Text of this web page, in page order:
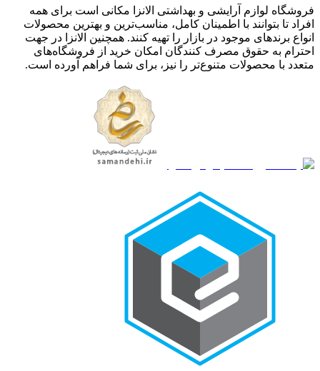
فروشگاه لوازم آرایشی و بهداشتی الانزا مکانی است برای همه
افراد تا بتوانند با اطمینان کامل، مناسب‌ترین و بهترین محصولات
انواع برندهای موجود در بازار را تهیه کنند. همچنین الانزا در جهت
احترام به حقوق مصرف کنندگان امکان خرید از فروشگاه‌های
متعدد با محصولات متنوع‌تر را نیز، برای شما فراهم آورده است.